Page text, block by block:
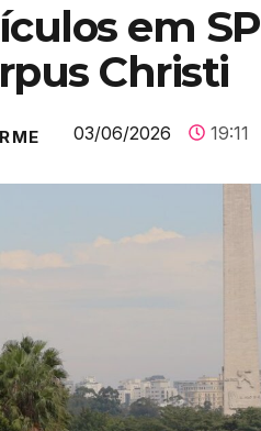
em
Christi
03/06/2026 19:11